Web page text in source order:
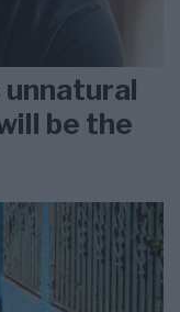
unnatural
be the